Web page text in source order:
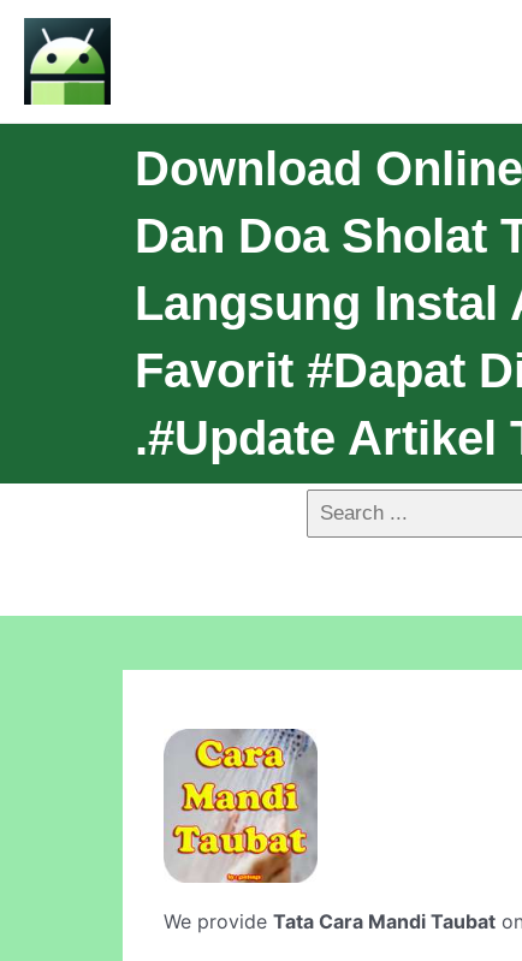
Download
Dan Doa Sholat
Langsung Instal
Favorit #Dapat
.#Update Artikel
We provide Tata Cara Mandi Taubat